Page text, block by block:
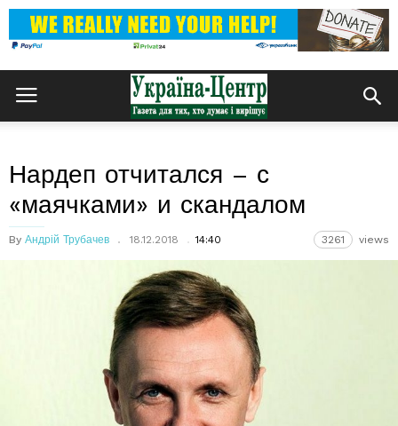
Нардеп отчитался – с
«маячками» и скандалом
By Андрій Трубачев 18.12.2018 14:40 3261 views